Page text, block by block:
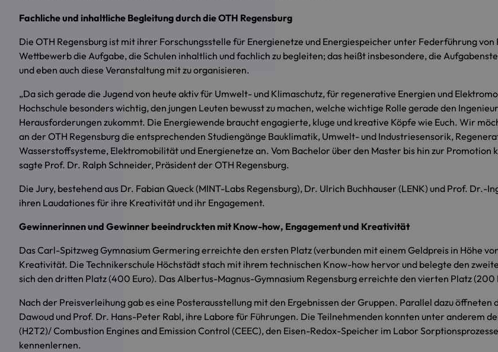
Fachliche und inhaltliche Begleitung durch die OTH Regensburg
Die OTH Regensburg ist mit ihrer Forschungsstelle für Energienetze und Energiespeicher unter Federführung
Wettbewerb die Aufgabe, die Schulen inhaltlich und fachlich zu begleiten; das heißt insbesondere, die
und eben auch diese Veranstaltung mit zu organisieren.
„Da sich gerade die Jugend von heute aktiv für Umwelt- und Klimaschutz, für regenerative Energien und
Hochschule besonders wichtig, den jungen Leuten bewusst zu machen, welche wichtige Rolle gerade den
Herausforderungen zukommt. Die Energiewende braucht engagierte, kluge und kreative Köpfe wie Euch. Wir
an der OTH Regensburg die entsprechenden Studiengänge Bauklimatik, Umwelt- und Industriesensorik,
Wasserstoffsysteme, Elektromobilität und Energienetze an. Vom Bachelor über den Master bis hin zur
sagte Prof. Dr. Ralph Schneider, Präsident der OTH Regensburg.
Die Jury, bestehend aus Dr. Fabian Queck (MINT-Labs Regensburg), Dr. Ulrich Buchhauser (LENK) und Prof. Dr.-
ihren Laudationes für ihre Kreativität und ihr Engagement.
Gewinnerinnen und Gewinner beeindruckten mit Know-how, Engagement und Kreativität
Das Carl-Spitzweg Gymnasium Germering erreichte den ersten Platz (verbunden mit einem Geldpreis in Höhe
Kreativität. Die Technikerschule Höchstädt stach mit ihrem technischen Know-how hervor und belegte den
sich den dritten Platz (400 Euro). Das Albertus-Magnus-Gymnasium Regensburg erreichte den vierten Platz (200
Nach der Preisverleihung gab es eine Posterausstellung mit den Ergebnissen der Gruppen. Parallel dazu
Dawoud und Prof. Dr. Hans-Peter Rabl, ihre Labore für Führungen. Die Teilnehmenden konnten unter anderem
(H2T2)/ Combustion Engines and Emission Control (CEEC), den Eisen-Redox-Speicher im Labor
kennenlernen.